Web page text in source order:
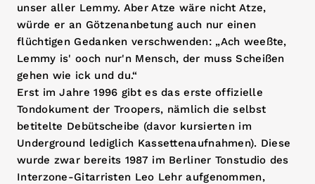
unser aller Lemmy. Aber Atze wäre nicht Atze,
würde er an Götzenanbetung auch nur einen
flüchtigen Gedanken verschwenden: „Ach weeßte,
Lemmy is' ooch nur'n Mensch, der muss Scheißen
gehen wie ick und du.“
Erst im Jahre 1996 gibt es das erste offizielle
Tondokument der Troopers, nämlich die selbst
betitelte Debütscheibe (davor kursierten im
Underground lediglich Kassettenaufnahmen). Diese
wurde zwar bereits 1987 im Berliner Tonstudio des
Interzone-Gitarristen Leo Lehr aufgenommen,